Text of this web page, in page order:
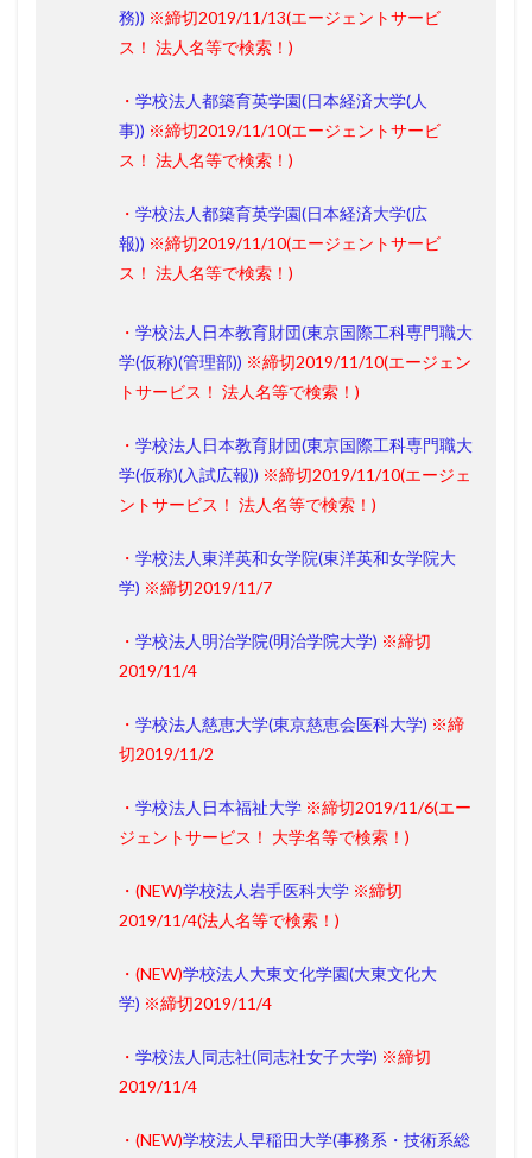
務)) ※締切2019/11/13(エージェントサービ
ス！ 法人名等で検索！)
・ 学校法人都築育英学園(日本経済大学(人
事)) ※締切2019/11/10(エージェントサービ
ス！ 法人名等で検索！)
・ 学校法人都築育英学園(日本経済大学(広
報)) ※締切2019/11/10(エージェントサービ
ス！ 法人名等で検索！)
・ 学校法人日本教育財団(東京国際工科専門職大
学(仮称)(管理部)) ※締切2019/11/10(エージェン
トサービス！ 法人名等で検索！)
・ 学校法人日本教育財団(東京国際工科専門職大
学(仮称)(入試広報)) ※締切2019/11/10(エージェ
ントサービス！ 法人名等で検索！)
・ 学校法人東洋英和女学院(東洋英和女学院大
学) ※締切2019/11/7
・ 学校法人明治学院(明治学院大学) ※締切
2019/11/4
・ 学校法人慈恵大学(東京慈恵会医科大学) ※締
切2019/11/2
・ 学校法人日本福祉大学 ※締切2019/11/6(エー
ジェントサービス！ 大学名等で検索！)
・(NEW)学校法人岩手医科大学 ※締切
2019/11/4(法人名等で検索！)
・(NEW)学校法人大東文化学園(大東文化大
学) ※締切2019/11/4
・ 学校法人同志社(同志社女子大学) ※締切
2019/11/4
・(NEW)学校法人早稲田大学(事務系・技術系総